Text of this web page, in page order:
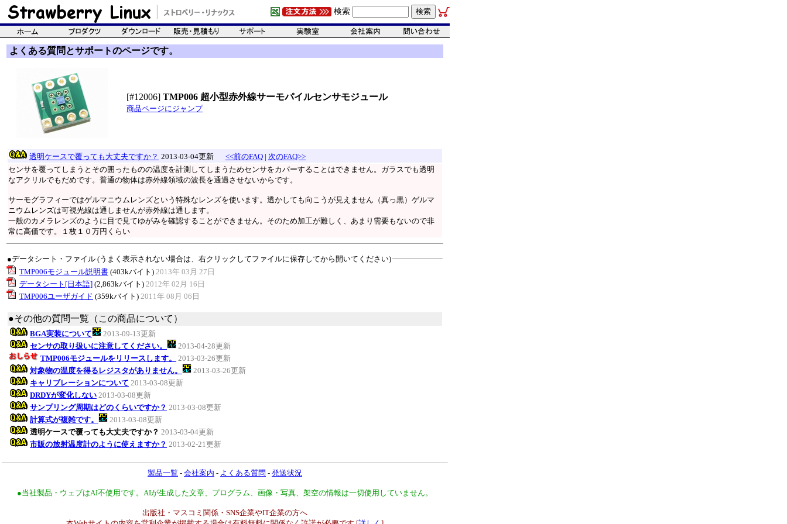
検索
よくある質問とサポートのページです。
[#12006] TMP006 超小型赤外線サーモパイルセンサモジュール
商品ページにジャンプ
透明ケースで覆っても大丈夫ですか？ 2013-03-04更新 <<前のFAQ | 次のFAQ>>
センサを覆ってしまうとその囲ったものの温度を計測してしまうためセンサをカバーすることはできません。ガラスでも透明
なアクリルでもだめです。普通の物体は赤外線領域の波長を通過させないからです。
サーモグラフィーではゲルマニウムレンズという特殊なレンズを使います。透かしても向こうが見えません（真っ黒）ゲルマ
ニウムレンズは可視光線は通しませんが赤外線は通します。
一般のカメラレンズのように目で見てゆがみを確認することができません。そのため加工が難しく、あまり需要もないので非
常に高価です。１枚１０万円くらい
●データシート・ファイル (うまく表示されない場合は、右クリックしてファイルに保存してから開いてください)
TMP006モジュール説明書 (403kバイト) 2013年 03月 27日
データシート[日本語] (2,863kバイト) 2012年 02月 16日
TMP006ユーザガイド (359kバイト) 2011年 08月 06日
●その他の質問一覧（この商品について）
BGA実装について
2013-09-13更新
センサの取り扱いに注意してください。
2013-04-28更新
TMP006モジュールをリリースします。
2013-03-26更新
対象物の温度を得るレジスタがありません。
2013-03-26更新
キャリブレーションについて 2013-03-08更新
DRDYが変化しない 2013-03-08更新
サンプリング周期はどのくらいですか？ 2013-03-08更新
計算式が複雑です。
2013-03-08更新
透明ケースで覆っても大丈夫ですか？ 2013-03-04更新
市販の放射温度計のように使えますか？ 2013-02-21更新
製品一覧 - 会社案内 - よくある質問 - 発送状況
●当社製品・ウェブはAI不使用です。AIが生成した文章、プログラム、画像・写真、架空の情報は一切使用していません。
出版社・マスコミ関係・SNS企業やIT企業の方へ